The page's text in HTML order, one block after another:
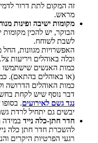
זה המקום לתת דרור
מראש.
מקומות ישיבה ופינות
הבוקר, יש להכין
לשבת לשוחח.
האפשרויות מגוונות,
וכלה באוהלים ויריעות
כמות האנשים שישתמשו
(או באוהלים בהתאם).
כמות האוהלים הדרושה
דבר נוסף שיש לקחת
נגד גשם לאירועים.
יבשים גם יתחיל לרדת
חדר חתן-כלה נייד במידה
להשכרת חדר חתן כלה
רגעי הפרטיות היקרים